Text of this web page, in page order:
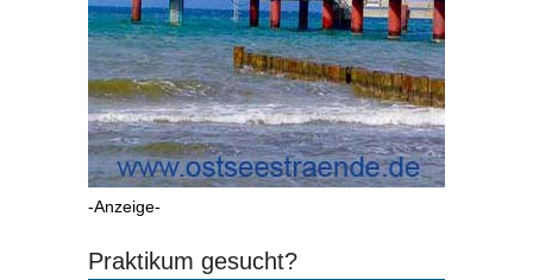
-Anzeige-
Praktikum gesucht?